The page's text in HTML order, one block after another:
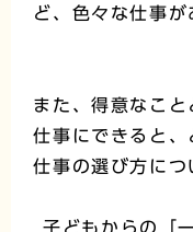
ど、色々な仕事
また、得意なこ
仕事にできると、
仕事の選び方につ
子どもからの「